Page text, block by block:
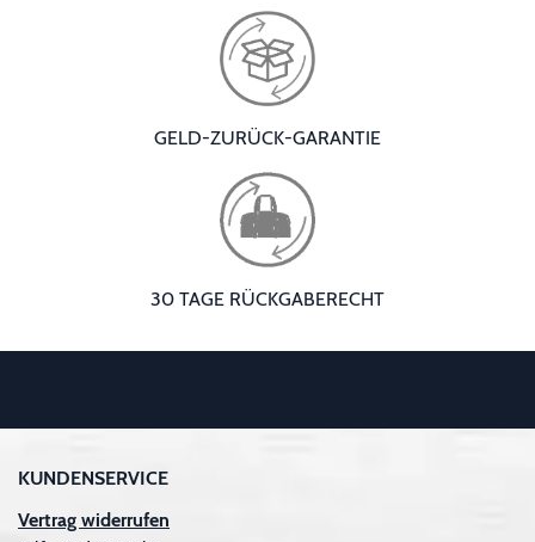
GELD-ZURÜCK-GARANTIE
30 TAGE RÜCKGABERECHT
KUNDENSERVICE
Vertrag widerrufen